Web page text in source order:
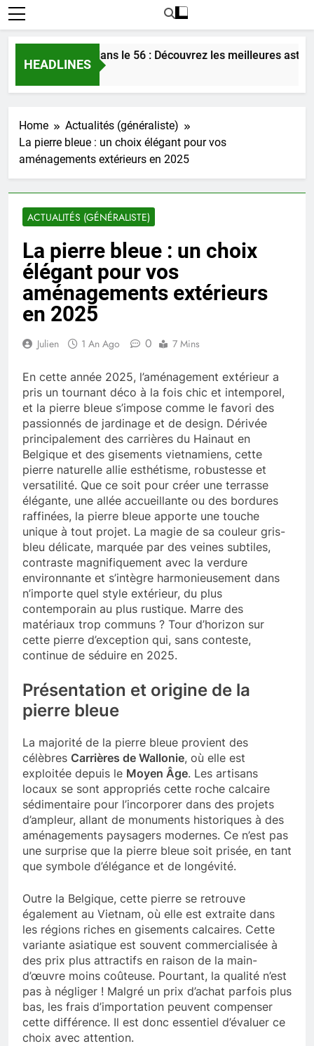
HEADLINES
l’amour dans le 56 : Découvrez les meilleures astuces en
Home
Actualités (généraliste)
La pierre bleue : un choix élégant pour vos
aménagements extérieurs en 2025
ACTUALITÉS (GÉNÉRALISTE)
La pierre bleue : un choix
élégant pour vos
aménagements extérieurs
en 2025
Julien 1 An Ago 0 7 Mins
En cette année 2025, l’aménagement extérieur a
pris un tournant déco à la fois chic et intemporel,
et la pierre bleue s’impose comme le favori des
passionnés de jardinage et de design. Dérivée
principalement des carrières du Hainaut en
Belgique et des gisements vietnamiens, cette
pierre naturelle allie esthétisme, robustesse et
versatilité. Que ce soit pour créer une terrasse
élégante, une allée accueillante ou des bordures
raffinées, la pierre bleue apporte une touche
unique à tout projet. La magie de sa couleur gris-
bleu délicate, marquée par des veines subtiles,
contraste magnifiquement avec la verdure
environnante et s’intègre harmonieusement dans
n’importe quel style extérieur, du plus
contemporain au plus rustique. Marre des
matériaux trop communs ? Tour d’horizon sur
cette pierre d’exception qui, sans conteste,
continue de séduire en 2025.
Présentation et origine de la
pierre bleue
La majorité de la pierre bleue provient des
célèbres Carrières de Wallonie, où elle est
exploitée depuis le Moyen Âge. Les artisans
locaux se sont appropriés cette roche calcaire
sédimentaire pour l’incorporer dans des projets
d’ampleur, allant de monuments historiques à des
aménagements paysagers modernes. Ce n’est pas
une surprise que la pierre bleue soit prisée, en tant
que symbole d’élégance et de longévité.
Outre la Belgique, cette pierre se retrouve
également au Vietnam, où elle est extraite dans
les régions riches en gisements calcaires. Cette
variante asiatique est souvent commercialisée à
des prix plus attractifs en raison de la main-
d’œuvre moins coûteuse. Pourtant, la qualité n’est
pas à négliger ! Malgré un prix d’achat parfois plus
bas, les frais d’importation peuvent compenser
cette différence. Il est donc essentiel d’évaluer ce
choix avec attention.